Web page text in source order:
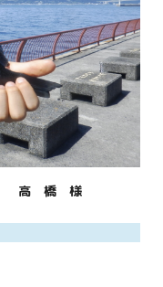
高 橋 様